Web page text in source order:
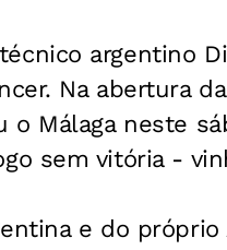
argentino
Na abertura
o Málaga neste
sem vitória -
e do